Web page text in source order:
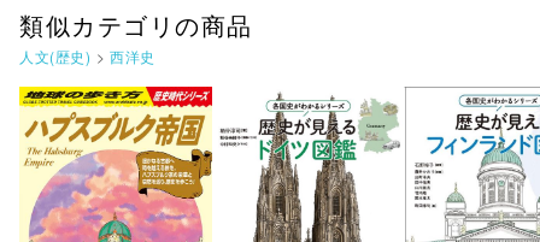
類似カテゴリの商品
人文(歴史) > 西洋史